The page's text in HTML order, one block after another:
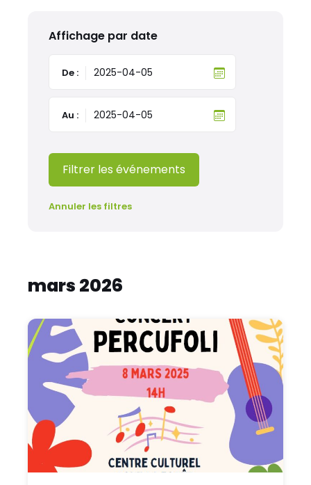
Affichage par date
De :
Au :
Filtrer les événements
Annuler les filtres
mars 2026